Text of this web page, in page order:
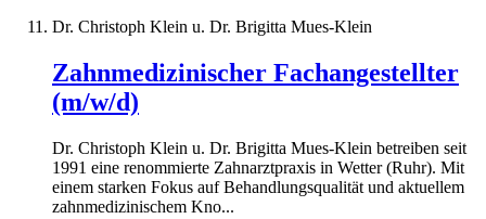
Dr. Christoph Klein u. Dr. Brigitta Mues-Klein
Zahnmedizinischer Fachangestellter
(m/w/d)
Dr. Christoph Klein u. Dr. Brigitta Mues-Klein betreiben seit
1991 eine renommierte Zahnarztpraxis in Wetter (Ruhr). Mit
einem starken Fokus auf Behandlungsqualität und aktuellem
zahnmedizinischem Kno...